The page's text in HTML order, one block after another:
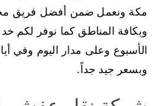
مكة ونعمل ضمن أفضل فريق
وبكافة المناطق كما نوفر لكم
الأسبوع وعلى مدار اليوم وفي
وبسعر جيد جداً.